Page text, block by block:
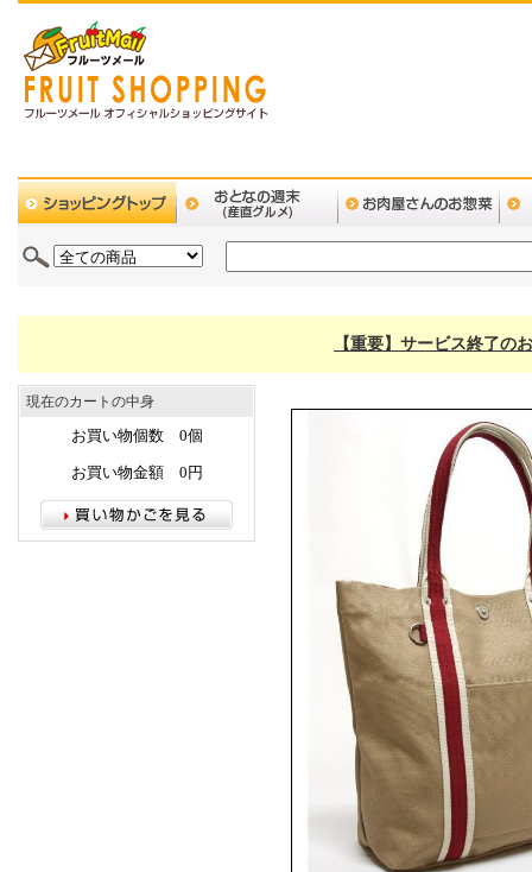
【重要】サービス終了の
現在のカートの中身
お買い物個数 0個
お買い物金額 0円